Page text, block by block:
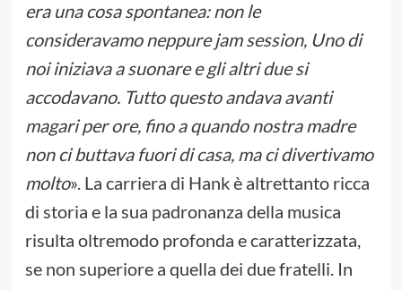
era una cosa spontanea: non le
consideravamo neppure jam session, Uno di
noi iniziava a suonare e gli altri due si
accodavano. Tutto questo andava avanti
magari per ore, fino a quando nostra madre
non ci buttava fuori di casa, ma ci divertivamo
molto». La carriera di Hank è altrettanto ricca
di storia e la sua padronanza della musica
risulta oltremodo profonda e caratterizzata,
se non superiore a quella dei due fratelli. In